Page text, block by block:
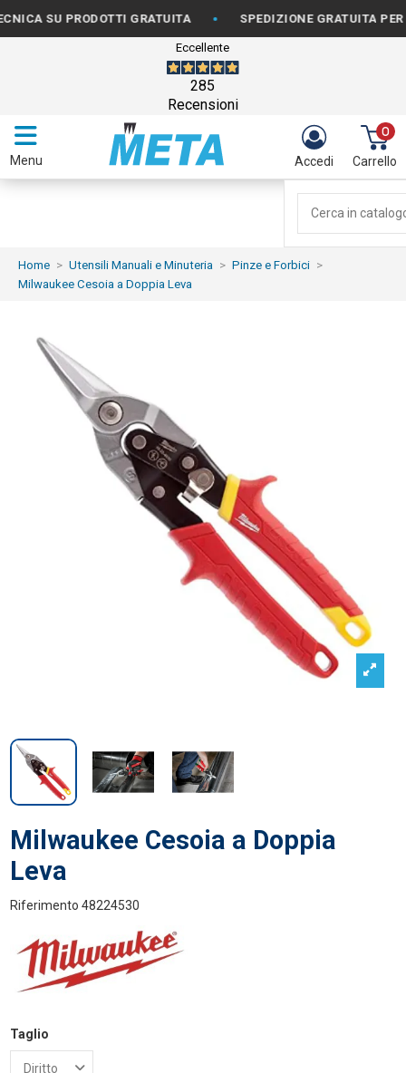
SU PRODOTTI GRATUITA • SPEDIZIONE GRATUITA PER
Eccellente
285
Recensioni
Menu Accedi
0
Carrello
Home Utensili Manuali e Minuteria
Pinze e Forbici
Milwaukee Cesoia a Doppia Leva
Milwaukee Cesoia a Doppia
Leva
Riferimento 48224530
Taglio